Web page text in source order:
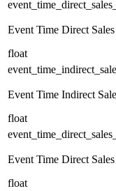
Event Time Direct
float
Event Time Indirect
float
Event Time Direct
float